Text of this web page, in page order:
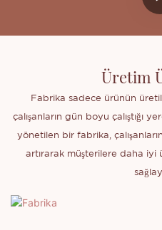
Üretim
Fabrika sadece ürünün
çalışanların gün boyu çalıştığı
yönetilen bir fabrika,
artırarak müşterilere daha iyi